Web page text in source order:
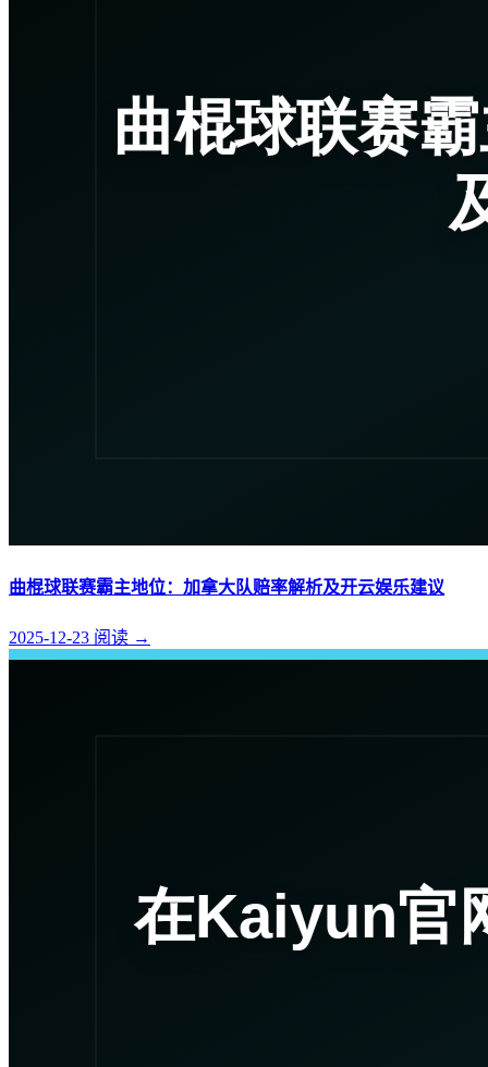
曲棍球联赛霸主地位：加拿大队赔率解析及开云娱乐建议
2025-12-23 阅读 →